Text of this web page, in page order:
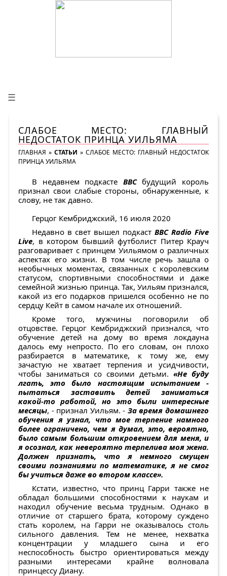
☰
СЛАБОЕ МЕСТО: ГЛАВНЫЙ
НЕДОСТАТОК ПРИНЦА УИЛЬЯМА
ГЛАВНАЯ » СТАТЬИ » СЛАБОЕ МЕСТО: ГЛАВНЫЙ НЕДОСТАТОК
ПРИНЦА УИЛЬЯМА
В недавнем подкасте BBCбудущий король
признал свои слабые стороны, обнаруженные, к
слову, не так давно.
Герцог Кембриджский, 16 июля 2020
Недавно в свет вышел подкаст BBC Radio Five
Live, в котором бывший футболист Питер Крауч
разговаривает с принцем Уильямом о различных
аспектах его жизни. В том числе речь зашла о
необычных моментах, связанных с королевским
статусом, спортивными способностями и даже
семейной жизнью принца. Так, Уильям признался,
какой из его подарков пришелся особенно не по
сердцу Кейт в самом начале их отношений.
Кроме того, мужчины поговорили об
отцовстве. Герцог Кембриджский признался, что
обучение детей на дому во время локдауна
далось ему непросто. По его словам, он плохо
разбирается в математике, к тому же, ему
зачастую не хватает терпения и усидчивости,
чтобы заниматься со своими детьми. «Не буду
лгать, это было настоящим испытанием -
пытаться заставить детей заниматься
какой-то работой, но это были интересные
месяцы, - признал Уильям. - За время домашнего
обучения я узнал, что мое терпение намного
более ограничено, чем я думал, это, вероятно,
было самым большим откровением для меня, и
я осознал, как невероятно терпелива моя жена.
Должен признать, что я немного смущен
своими познаниями по математике, я не смог
бы учиться даже во втором классе».
Кстати, известно, что принц Гарри также не
обладал большими способностями к наукам и
находил обучение весьма трудным. Однако в
отличие от старшего брата, которому суждено
стать королем, на Гарри не оказывалось столь
сильного давления. Тем не менее, нехватка
концентрации у младшего сына и его
неспособность быстро ориентироваться между
разными интересами крайне волновала
принцессу Диану.